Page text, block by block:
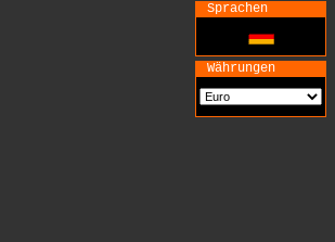
Sprachen
Währungen